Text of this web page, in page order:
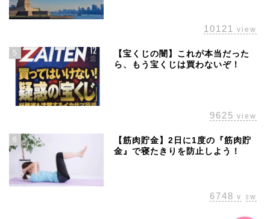
10121 view
5
【宝くじの闇】これが本当だった
ら、もう宝くじは買わないぞ！
9625 view
6
【筋肉貯金】2日に1度の『筋肉貯
金』で寝たきりを防止しよう！
6748 view
ホーム
配当金